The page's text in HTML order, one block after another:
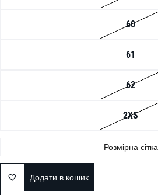
60
61
62
2XS
Розмірна сітка
Додати в кошик